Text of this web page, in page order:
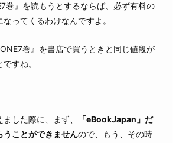
巻』を読もうとするならば、必ず有料の
ってくるわけなんですよ。
巻』を書店で買うときと同じ値段が
すね。
した際に、まず、
「eBookJapan」だ
うことができませんので、もう、その時